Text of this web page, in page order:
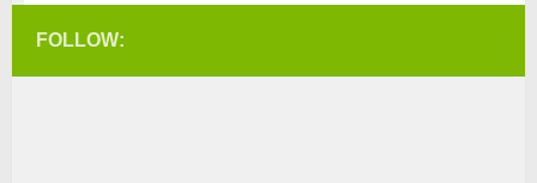
FOLLOW: